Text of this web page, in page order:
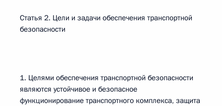
Статья 2. Цели и задачи обеспечения транспортной
безопасности
1. Целями обеспечения транспортной безопасности
являются устойчивое и безопасное
функционирование транспортного комплекса, защита